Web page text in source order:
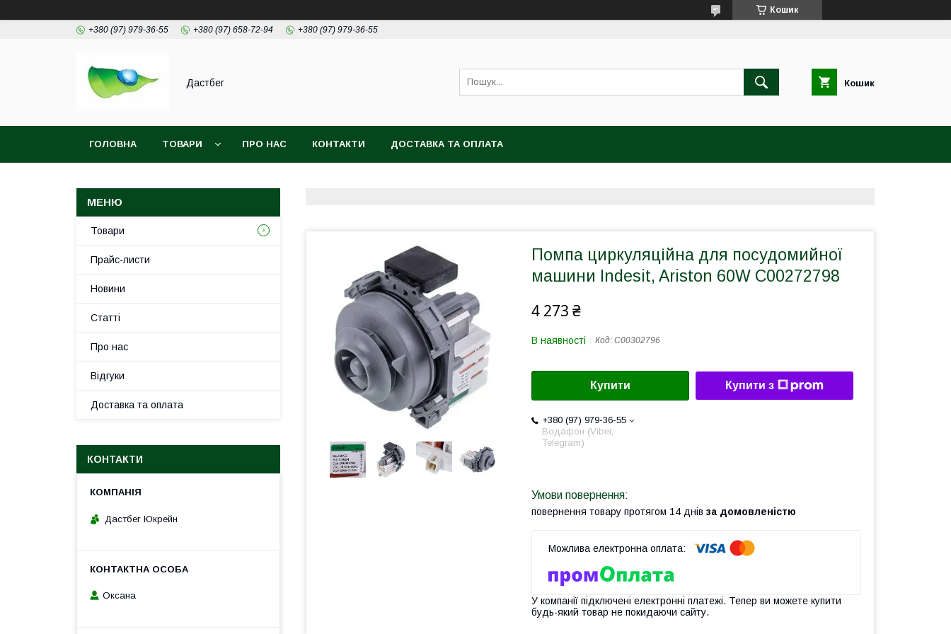
Кошик
+380 (97) 979-36-55 +380 (97) 658-72-94 +380 (97) 979-36-55
Дастбег Кошик
ГОЛОВНА ТОВАРИ ПРО НАС КОНТАКТИ ДОСТАВКА ТА ОПЛАТА
Помпа циркуляційна для посудомийної
машини Indesit, Ariston 60W C00272798
4 273 ₴
В наявності Код: C00302796
Купити Купити з
+380 (97) 979-36-55
Водафон (Viber,
Telegram)
повернення товару протягом 14 днів за домовленістю
У компанії підключені електронні платежі. Тепер ви можете купити
будь-який товар не покидаючи сайту.
Товари
Прайс-листи
Новини
Статті
Про нас
Відгуки
Доставка та оплата
КОНТАКТИ
Дастбег Юкрейн
Оксана